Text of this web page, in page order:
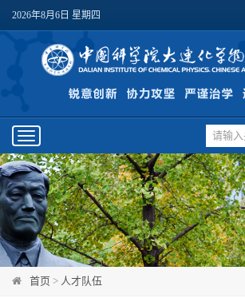
2026年8月6日 星期四
Toggle
navigation
首页 > 人才队伍